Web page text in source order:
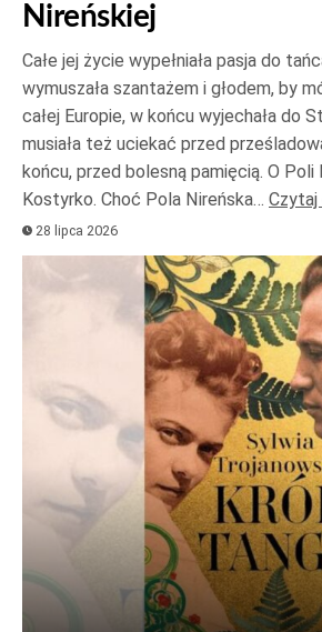
Nireńskiej
Całe jej życie wypełniała pasja do
wymuszała szantażem i głodem, by
całej Europie, w końcu wyjechała do
musiała też uciekać przed
końcu, przed bolesną pamięcią. O Poli
Kostyrko. Choć Pola Nireńska… Czytaj
28 lipca 2026
plików